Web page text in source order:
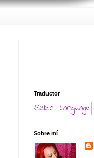
Traductor
Select Language
Sobre mí